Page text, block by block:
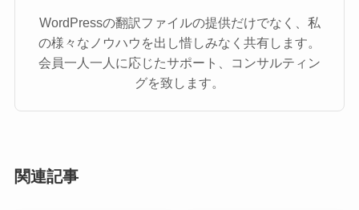
WordPressの翻訳ファイルの提供だけでなく、私
の様々なノウハウを出し惜しみなく共有します。
会員一人一人に応じたサポート、コンサルティン
グを致します。
関連記事